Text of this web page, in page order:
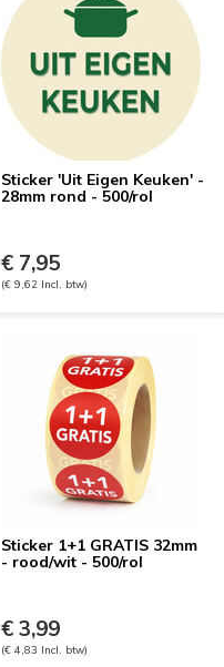
Sticker 'Uit Eigen Keuken' -
28mm rond - 500/rol
€ 7,95
(€ 9,62 Incl. btw)
Sticker 1+1 GRATIS 32mm
- rood/wit - 500/rol
€ 3,99
(€ 4,83 Incl. btw)